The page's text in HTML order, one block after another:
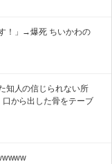
！」→爆死 ちいかわの
知人の信じられない所
から出した骨をテーブ